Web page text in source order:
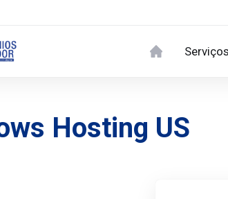
Serviços
Hosting US